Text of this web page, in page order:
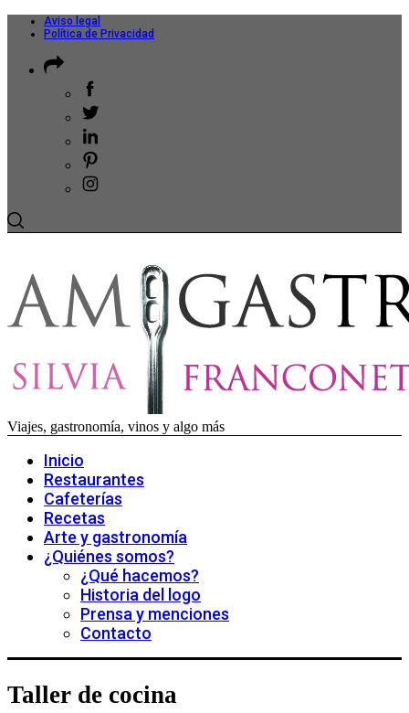
Aviso legal
Política de Privacidad
Viajes, gastronomía, vinos y algo más
Inicio
Restaurantes
Cafeterías
Recetas
Arte y gastronomía
¿Quiénes somos?
¿Qué hacemos?
Historia del logo
Prensa y menciones
Contacto
Taller de cocina